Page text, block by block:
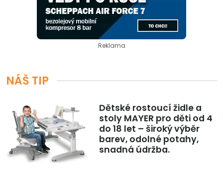
Reklama
NÁŠ TIP
Dětské rostoucí židle a
stoly MAYER pro děti od 4
do 18 let – široký výběr
barev, odolné potahy,
snadná údržba.